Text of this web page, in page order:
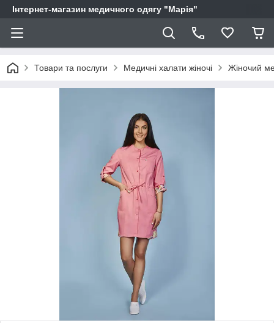
Інтернет-магазин медичного одягу "Марія"
Товари та послуги Медичні халати жіночі Жіночий